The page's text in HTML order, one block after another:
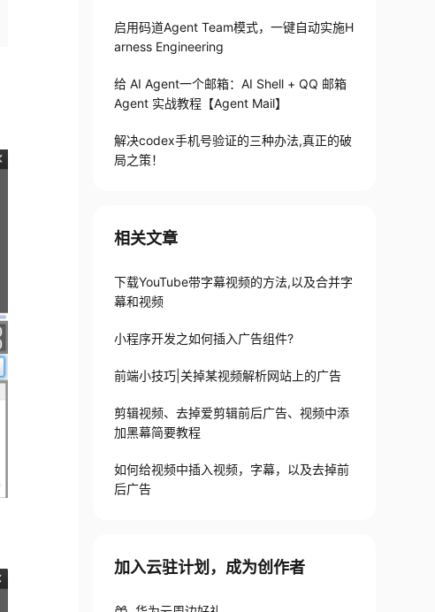
启用码道Agent Team模式，一键自动实施H
arness Engineering
给 AI Agent一个邮箱：AI Shell + QQ 邮箱
Agent 实战教程【Agent Mail】
解决codex手机号验证的三种办法,真正的破
局之策！
相关文章
下载YouTube带字幕视频的方法,以及合并字
幕和视频
小程序开发之如何插入广告组件?
前端小技巧|关掉某视频解析网站上的广告
剪辑视频、去掉爱剪辑前后广告、视频中添
加黑幕简要教程
如何给视频中插入视频，字幕，以及去掉前
后广告
加入云驻计划，成为创作者